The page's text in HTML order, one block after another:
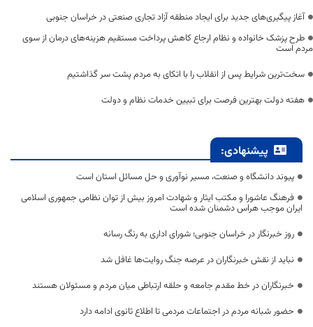
آغاز پیگیری‌های جدید برای ایجاد منطقه آزاد تجاری صنعتی در خراسان جنوبی
طرح پزشک خانواده و نظام ارجاع کاهش پرداخت مستقیم هزینه‌های درمان از سوی
مردم است
سخت‌ترین شرایط پس از انقلاب را با اتکای به مردم پشت سر گذاشتیم
هفته دولت بهترین فرصت برای تبیین خدمات نظام و دولت
پیشنهادی:
پیوند دانشگاه و صنعت، مسیر نوآوری و حل مسائل استان است
فرهنگ عاشورا و مکتب ایثار و شهادت امروز بیش از توان نظامی جمهوری اسلامی
ایران موجب هراس دشمنان شده است
روز خبرنگار در خراسان جنوبی؛ شورای اداری به رنگ رسانه
نباید از نقش خبرنگاران در عرصه جنگ روایت‌ها غافل شد
خبرنگاران در خط مقدم جامعه و حلقه ارتباطی میان مردم و مسئولان هستند
حضور شبانه مردم در اجتماعات مردمی تا اطلاع ثانوی ادامه دارد